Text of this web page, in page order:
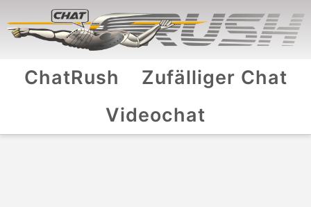
ChatRush
Zufälliger Chat
Videochat